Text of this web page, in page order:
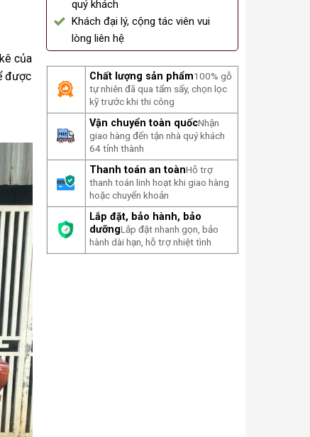
của
được
quý khách
Khách đại lý, cộng tác viên vui
lòng liên hệ
Chất lượng sản phẩm100% gỗ
tự nhiên đã qua tẩm sấy, chọn lọc
kỹ trước khi thi công
Vận chuyển toàn quốcNhận
giao hàng đến tận nhà quý khách
64 tỉnh thành
Thanh toán an toànHỗ trợ
thanh toán linh hoạt khi giao hàng
hoặc chuyển khoản
Lắp đặt, bảo hành, bảo
dưỡngLắp đặt nhanh gọn, bảo
hành dài hạn, hỗ trợ nhiệt tình